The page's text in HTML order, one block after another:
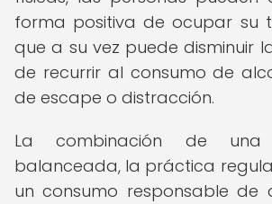
forma positiva de ocupar su
que a su vez puede disminuir
de recurrir al consumo de
de escape o distracción.
La combinación de una
balanceada, la práctica
un consumo responsable de